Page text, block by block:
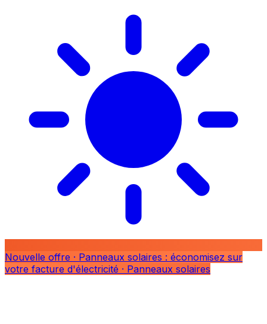
Nouvelle offre · Panneaux solaires : économisez sur
votre facture d'électricité · Panneaux solaires